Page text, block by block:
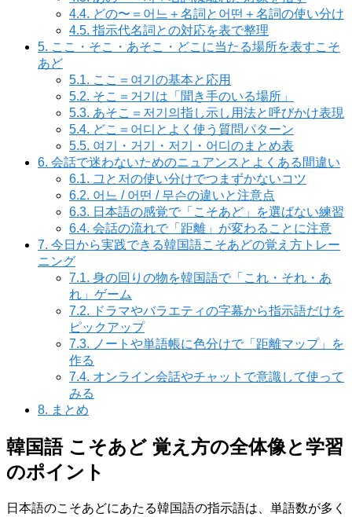
4.4. どの〜＝어느＋名詞と어떤＋名詞の使い分け
4.5. 指示代名詞との対応を表で整理
5. ここ・そこ・あそこ・どこに当たる場所を表すこそ
あど
5.1. ここ＝여기の基本と応用
5.2. そこ＝거기は「聞き手のいる場所」
5.3. あそこ＝저기의指し示し用法と呼びかけ表現
5.4. どこ＝어디とよく使う質問パターン
5.5. 여기・거기・저기・어디のまとめ表
6. 会話で迷わないためのニュアンスとよくある間違い
6.1. 그と저の使い分けでつまずかないコツ
6.2. 어느 / 어떤 / 무슨の違いと注意点
6.3. 日本語の感覚で「こそあど」を選ばない練習
6.4. 会話の流れで「距離」が変わることに注意
7. 今日から実践できる韓国語こそあどの覚え方トレー
ニング
7.1. 身の回りの物を韓国語で「これ・それ・あ
れ」ゲーム
7.2. ドラマやバラエティの字幕から指示語だけを
ピックアップ
7.3. ノートや単語帳に色分けで「距離マップ」を
作る
7.4. オンライン会話やチャットで意識して使って
みる
8. まとめ
韓国語 こそあど 覚え方の全体像と学習
のポイント
日本語のこそあどにあたる韓国語の指示語は、単語数が多く